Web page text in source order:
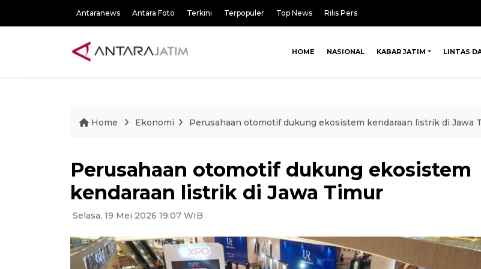
Antaranews Antara Foto Terkini Terpopuler Top News Rilis Pers
HOME NASIONAL KABAR JATIM LINTAS
Home Ekonomi Perusahaan otomotif dukung ekosistem kendaraan listrik di Jawa
Perusahaan otomotif dukung ekosistem
kendaraan listrik di Jawa Timur
Selasa, 19 Mei 2026 19:07 WIB